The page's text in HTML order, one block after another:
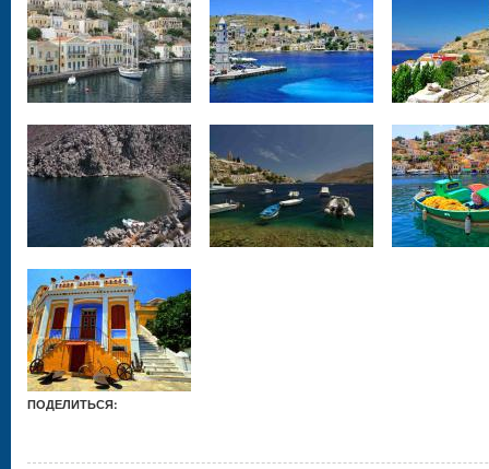
ПОДЕЛИТЬСЯ: